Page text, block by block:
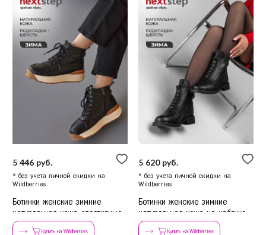
5 446 руб.
* без учета личной скидки на
Wildberries
Ботинки женские зимние
натуральная кожа спортивные
Купить на Wildberries
5 620 руб.
* без учета личной скидки на
Wildberries
Ботинки женские зимние
натуральная кожа на каблуке
черные
Купить на Wildberries